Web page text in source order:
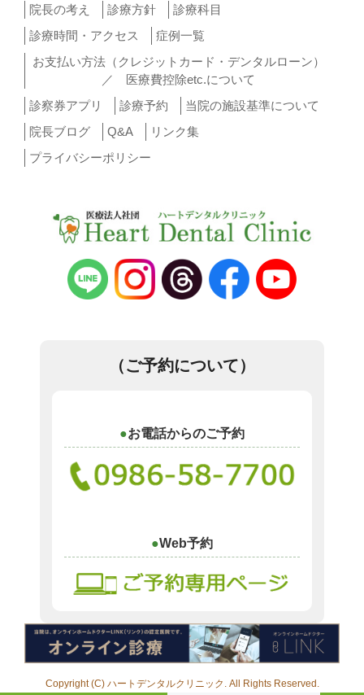
院長の考え
診療方針
診療科目
診療時間・アクセス
症例一覧
お支払い方法（クレジットカード・デンタルローン）
／ 医療費控除etc.について
診察券アプリ
診療予約
当院の施設基準について
院長ブログ
Q&A
リンク集
プライバシーポリシー
（ご予約について）
お電話からのご予約
Web予約
Copyright (C) ハートデンタルクリニック. All Rights Reserved.